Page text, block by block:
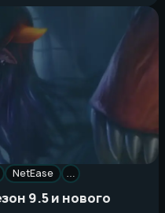
NetEase …
9.5 и нового